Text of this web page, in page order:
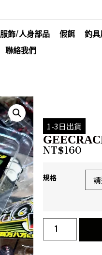
服飾/人身部品 假餌 釣
聯絡我們
1-3日出貨
NT$160
規格